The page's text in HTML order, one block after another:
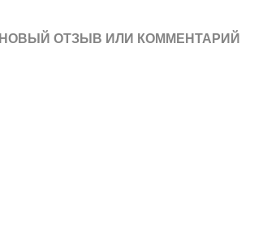
НОВЫЙ ОТЗЫВ ИЛИ КОММЕНТАРИЙ